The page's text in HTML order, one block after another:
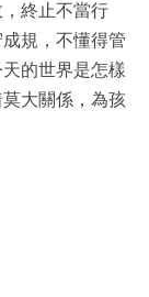
終止不當行
規，不懂得管
的世界是怎樣
大關係，為孩